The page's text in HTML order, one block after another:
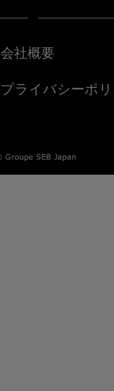
会社概要
プライバシーポ